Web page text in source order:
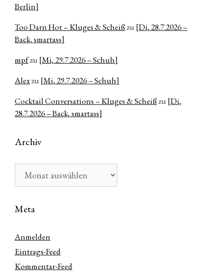
Berlin]
Too Darn Hot – Kluges & Scheißzu [Di, 28.7.2026 –
Back, smartass]
mpfzu [Mi, 29.7.2026 – Schuh]
Alexzu [Mi, 29.7.2026 – Schuh]
Cocktail Conversations – Kluges & Scheißzu [Di,
28.7.2026 – Back, smartass]
Archiv
Meta
Anmelden
Eintrags-Feed
Kommentar-Feed